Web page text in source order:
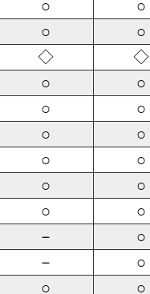
○ ○
○ ○
◇ ◇
○ ○
○ ○
○ ○
○ ○
○ ○
○ ○
－ ○
－ ○
○ ○